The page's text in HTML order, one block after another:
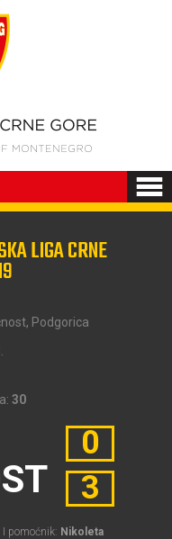
LIGA CRNE
Podgorica
30
0
3
I pomoćnik: Nikoleta